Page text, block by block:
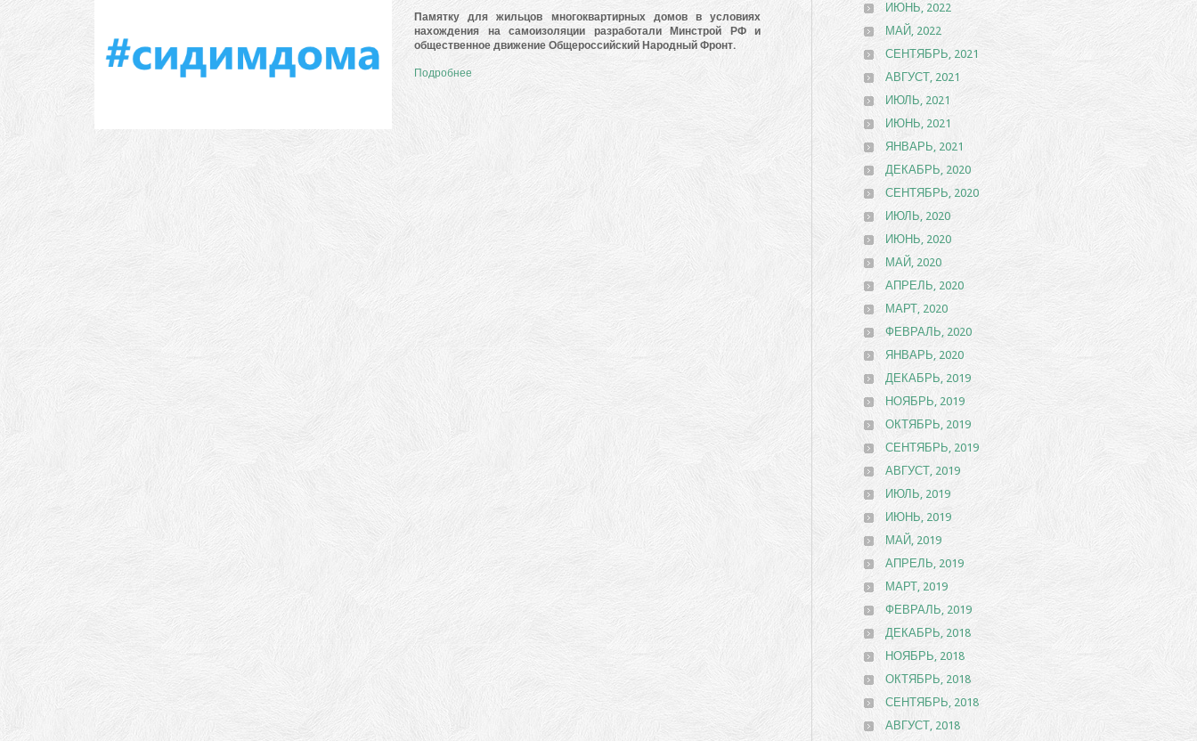
Памятку для жильцов многоквартирных домов в условиях
нахождения на самоизоляции разработали Минстрой РФ и
общественное движение Общероссийский Народный Фронт.
Подробнее
ИЮНЬ, 2022
МАЙ, 2022
СЕНТЯБРЬ, 2021
АВГУСТ, 2021
ИЮЛЬ, 2021
ИЮНЬ, 2021
ЯНВАРЬ, 2021
ДЕКАБРЬ, 2020
СЕНТЯБРЬ, 2020
ИЮЛЬ, 2020
ИЮНЬ, 2020
МАЙ, 2020
АПРЕЛЬ, 2020
МАРТ, 2020
ФЕВРАЛЬ, 2020
ЯНВАРЬ, 2020
ДЕКАБРЬ, 2019
НОЯБРЬ, 2019
ОКТЯБРЬ, 2019
СЕНТЯБРЬ, 2019
АВГУСТ, 2019
ИЮЛЬ, 2019
ИЮНЬ, 2019
МАЙ, 2019
АПРЕЛЬ, 2019
МАРТ, 2019
ФЕВРАЛЬ, 2019
ДЕКАБРЬ, 2018
НОЯБРЬ, 2018
ОКТЯБРЬ, 2018
СЕНТЯБРЬ, 2018
АВГУСТ, 2018